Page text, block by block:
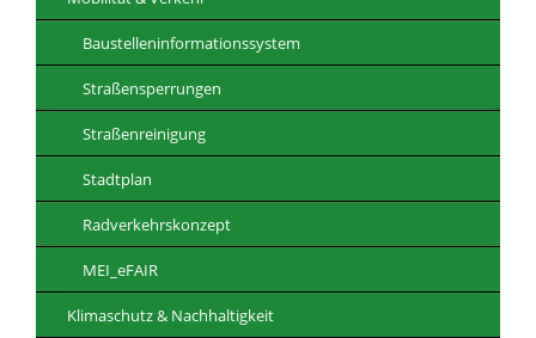
Baustelleninformationssystem
Straßensperrungen
Straßenreinigung
Stadtplan
Radverkehrskonzept
MEI_eFAIR
Klimaschutz & Nachhaltigkeit